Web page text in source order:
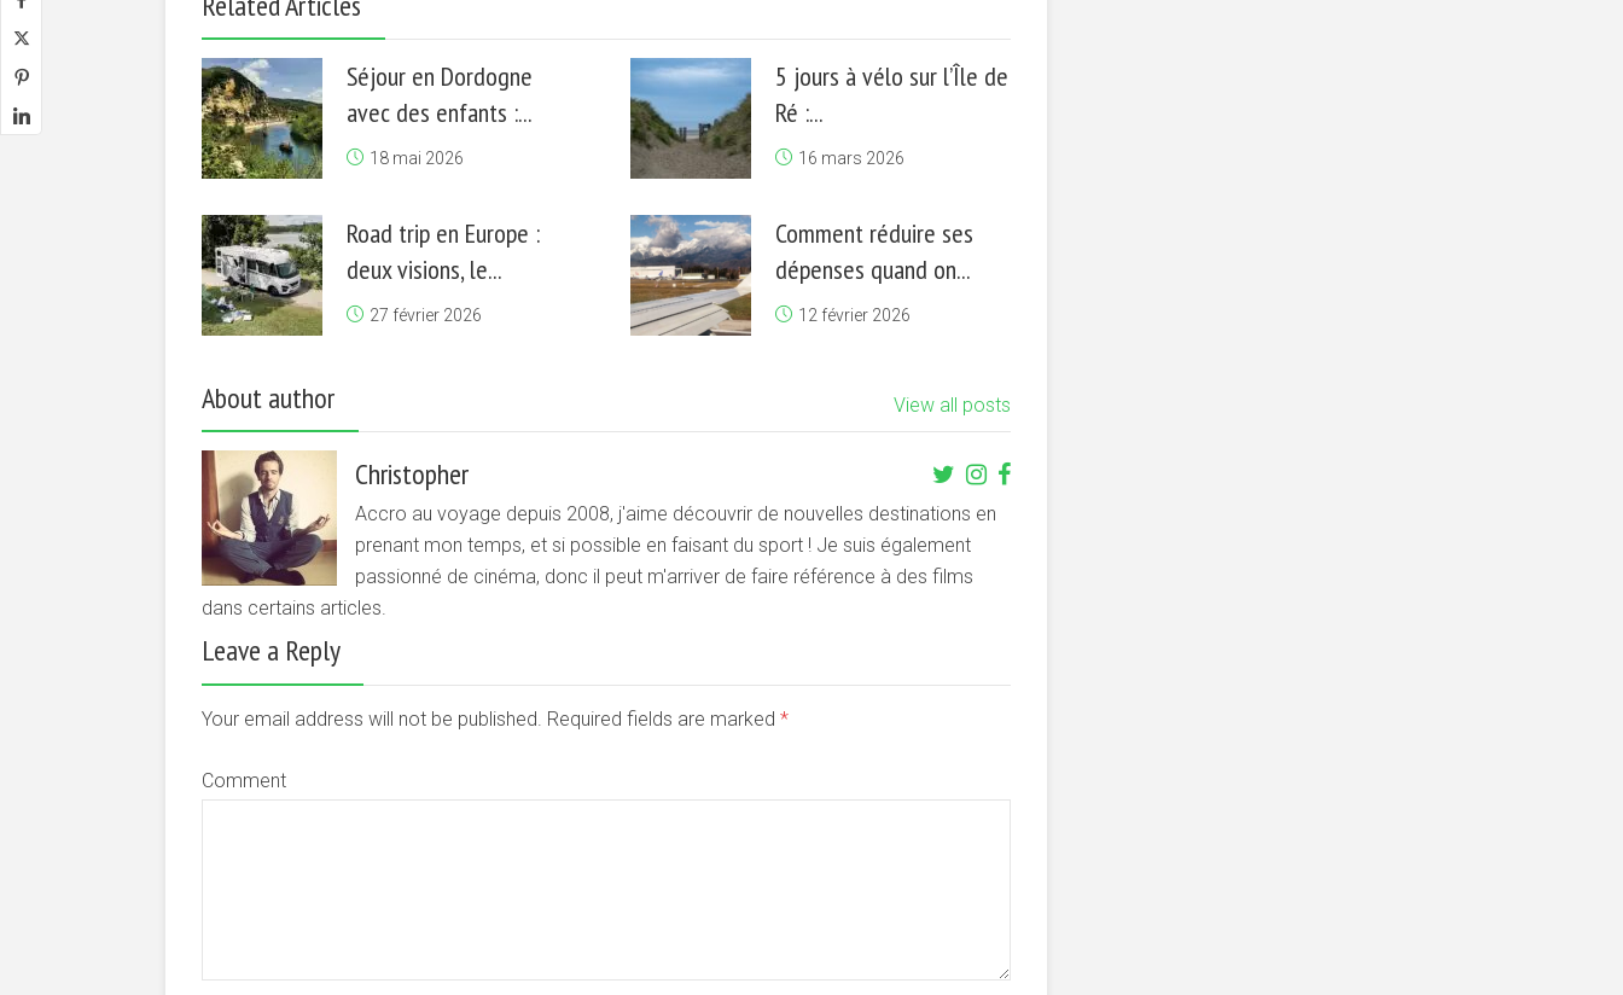
Séjour en Dordogne
avec des enfants :...
18 mai 2026
5 jours à vélo sur l’Île de
Ré :...
16 mars 2026
Road trip en Europe :
deux visions, le...
27 février 2026
Comment réduire ses
dépenses quand on...
12 février 2026
About author View all posts
Christopher
Accro au voyage depuis 2008, j'aime découvrir de nouvelles destinations en
prenant mon temps, et si possible en faisant du sport ! Je suis également
passionné de cinéma, donc il peut m'arriver de faire référence à des films
dans certains articles.
Leave a Reply
Your email address will not be published. Required fields are marked *
Comment